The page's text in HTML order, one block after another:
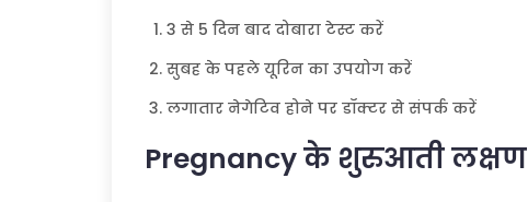
3 से 5 दिन बाद दोबारा टेस्ट करें
सुबह के पहले यूरिन का उपयोग करें
लगातार नेगेटिव होने पर डॉक्टर से संपर्क करें
Pregnancy के शुरुआती लक्षण